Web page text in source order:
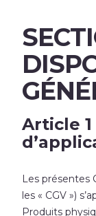
Article 1
Les présentes
les « CGV »)
Produits